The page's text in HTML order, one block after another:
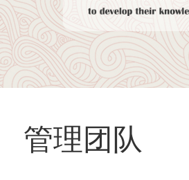
管理团队